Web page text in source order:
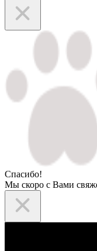
Спасибо!
Мы скоро с Вами